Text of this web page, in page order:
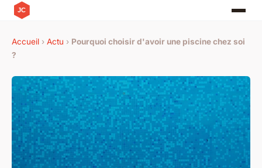
Accueil › Actu › Pourquoi choisir d'avoir une piscine chez soi
?